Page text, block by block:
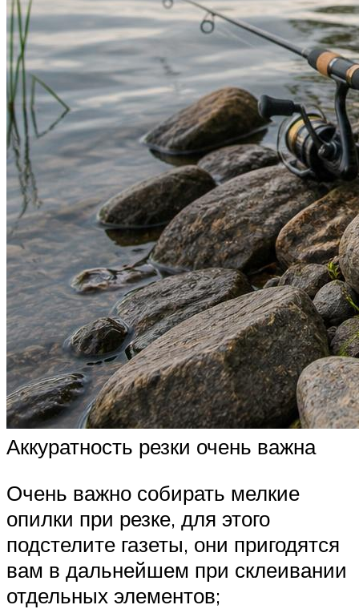
Аккуратность резки очень важна
Очень важно собирать мелкие
опилки при резке, для этого
подстелите газеты, они пригодятся
вам в дальнейшем при склеивании
отдельных элементов;